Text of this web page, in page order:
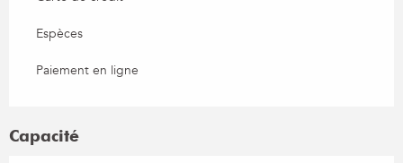
Espèces
Paiement en ligne
Capacité